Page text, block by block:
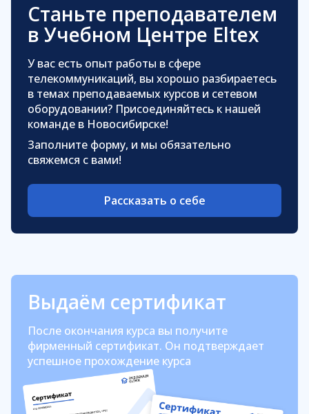
Станьте преподавателем
в Учебном Центре Eltex
У вас есть опыт работы в сфере
телекоммуникаций, вы хорошо разбираетесь
в темах преподаваемых курсов и сетевом
оборудовании? Присоединяйтесь к нашей
команде в Новосибирске!
Заполните форму, и мы обязательно
свяжемся с вами!
Рассказать о себе
Выдаём сертификат
После окончания курса вы получите
фирменный сертификат. Он подтверждает
успешное прохождение курса